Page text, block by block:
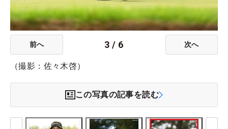
前へ 3 / 6 次へ
（撮影：佐々木啓）
この写真の記事を読む